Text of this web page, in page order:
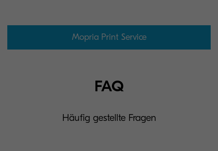
Mopria Print Service
FAQ
Häufig gestellte Fragen